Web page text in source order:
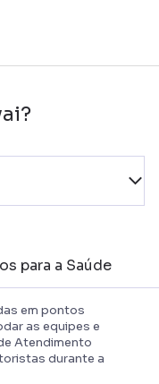
para a Saúde
em pontos
as equipes e
Atendimento
durante a